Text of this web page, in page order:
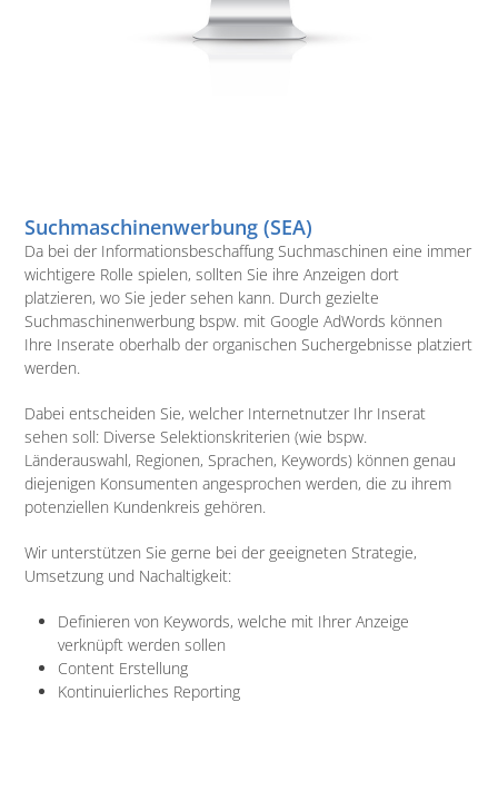
Suchmaschinenwerbung (SEA)
Da bei der Informationsbeschaffung Suchmaschinen eine immer
wichtigere Rolle spielen, sollten Sie ihre Anzeigen dort
platzieren, wo Sie jeder sehen kann. Durch gezielte
Suchmaschinenwerbung bspw. mit Google AdWords können
Ihre Inserate oberhalb der organischen Suchergebnisse platziert
werden.
Dabei entscheiden Sie, welcher Internetnutzer Ihr Inserat
sehen soll: Diverse Selektionskriterien (wie bspw.
Länderauswahl, Regionen, Sprachen, Keywords) können genau
diejenigen Konsumenten angesprochen werden, die zu ihrem
potenziellen Kundenkreis gehören.
Wir unterstützen Sie gerne bei der geeigneten Strategie,
Umsetzung und Nachaltigkeit:
Definieren von Keywords, welche mit Ihrer Anzeige
verknüpft werden sollen
Content Erstellung
Kontinuierliches Reporting